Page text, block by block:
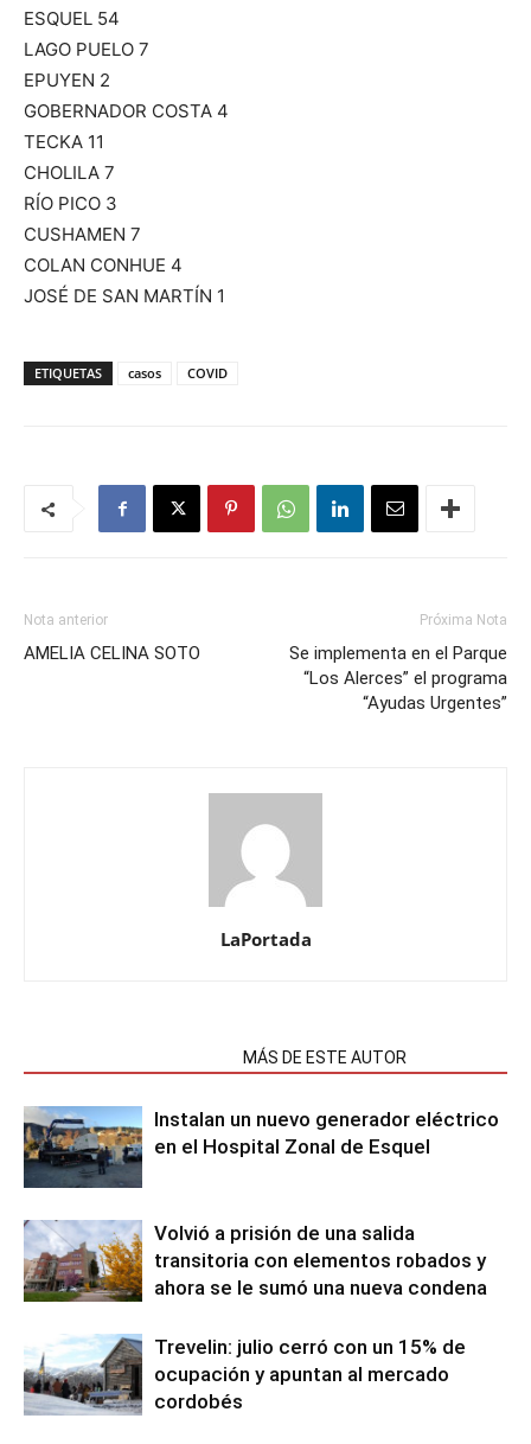
ESQUEL 54
LAGO PUELO 7
EPUYEN 2
GOBERNADOR COSTA 4
TECKA 11
CHOLILA 7
RÍO PICO 3
CUSHAMEN 7
COLAN CONHUE 4
JOSÉ DE SAN MARTÍN 1
ETIQUETAS casos COVID
Nota anterior
AMELIA CELINA SOTO
Próxima Nota
Se implementa en el Parque
“Los Alerces” el programa
“Ayudas Urgentes”
LaPortada
MÁS DE ESTE AUTOR
Instalan un nuevo generador eléctrico
en el Hospital Zonal de Esquel
Volvió a prisión de una salida
transitoria con elementos robados y
ahora se le sumó una nueva condena
Trevelin: julio cerró con un 15% de
ocupación y apuntan al mercado
cordobés